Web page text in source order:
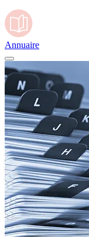
Annuaire